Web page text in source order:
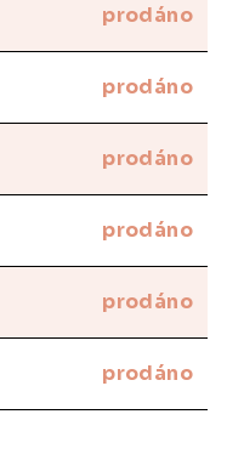
prodáno
prodáno
prodáno
prodáno
prodáno
prodáno